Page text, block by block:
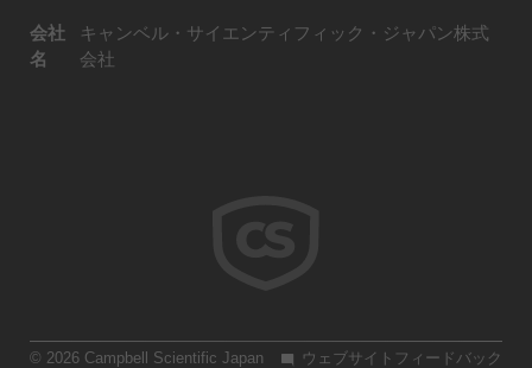
会社
名
キャンベル・サイエンティフィック・ジャパン株式
会社
ウェブサイトフィードバック
© 2026 Campbell Scientific Japan